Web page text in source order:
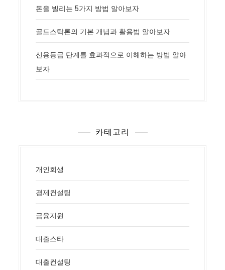
돈을 빌리는 5가지 방법 알아보자
골드스탁론의 기본 개념과 활용법 알아보자
신용등급 단계를 효과적으로 이해하는 방법 알아
보자
카테고리
개인회생
경제컨설팅
금융지원
대출스타
대출컨설팅